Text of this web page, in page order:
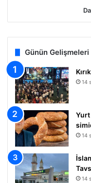
Günün Gelişmeleri
14
Yurt
14
14